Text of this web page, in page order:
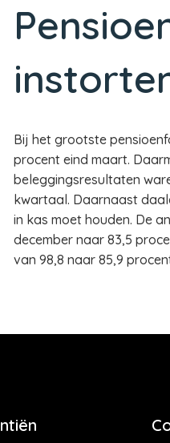
Bij het grootste
procent eind maart.
beleggingsresultaten
kwartaal. Daarnaast
in kas moet houden. De
december naar 83,5
van 98,8 naar 85,9